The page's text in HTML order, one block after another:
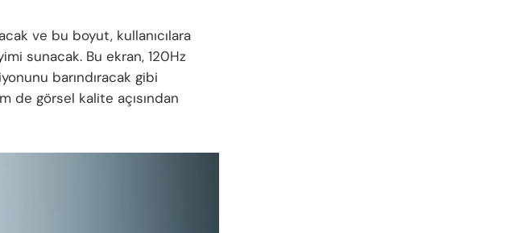
ve bu boyut, kullanıcılara
sunacak. Bu ekran, 120Hz
barındıracak gibi
de görsel kalite açısından